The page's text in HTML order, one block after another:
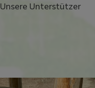
Unsere Unterstützer